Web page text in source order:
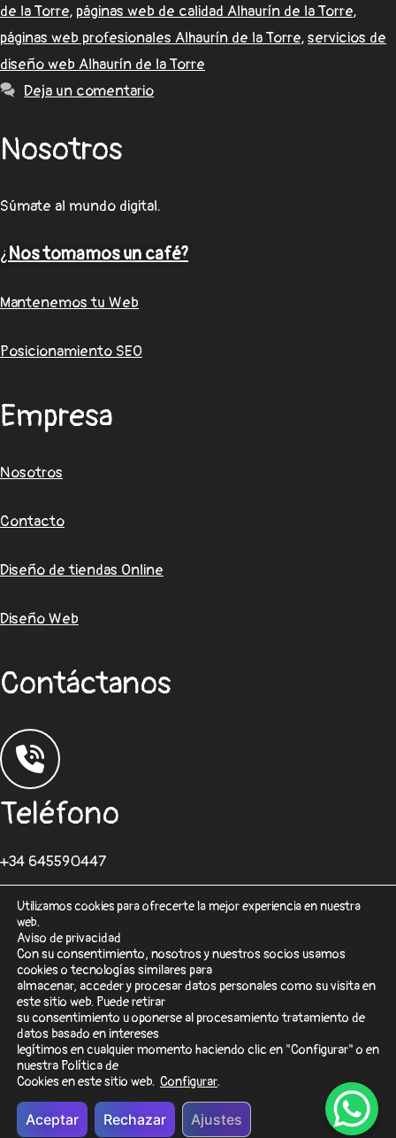
de la Torre, páginas web de calidad Alhaurín de la Torre,
páginas web profesionales Alhaurín de la Torre,servicios de
diseño web Alhaurín de la Torre
Deja un comentario
Nosotros
Súmate al mundo digital.
¿Nos tomamos un café?
Mantenemos tu Web
Posicionamiento SEO
Empresa
Nosotros
Contacto
Diseño de tiendas Online
Diseño Web
Contáctanos
Teléfono
+34 645590447
Correo
desarrolloweb@sisformaticos.com
© 2026 SisFormáticos
Utilizamos cookies para ofrecerte la mejor experiencia en nuestra
web.
Aviso de privacidad
Con su consentimiento, nosotros y nuestros socios usamos
cookies o tecnologías similares para
almacenar, acceder y procesar datos personales como su visita en
este sitio web. Puede retirar
su consentimiento u oponerse al procesamiento tratamiento de
datos basado en intereses
legítimos en cualquier momento haciendo clic en "Configurar" o en
nuestra Política de
Cookies en este sitio web. Configurar.
Aceptar Rechazar Ajustes